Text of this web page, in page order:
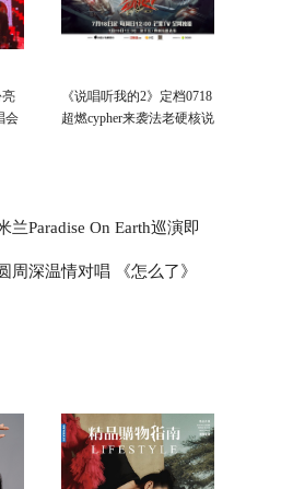
会
《说唱听我的2》定档0718
超燃cypher来袭法老硬核说
兰Paradise On Earth巡演即
十城火热售票中
周深温情对唱 《怎么了》
愈抚慰人心